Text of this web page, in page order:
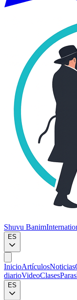
Shuvu Banim
ES
InicioArtículosNoticias
diarioVideoClases
ES